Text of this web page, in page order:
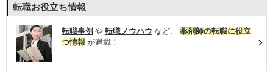
転職お役立ち情報
転職事例 や 転職ノウハウ など、 薬剤師の転職に役立
つ情報 が満載！